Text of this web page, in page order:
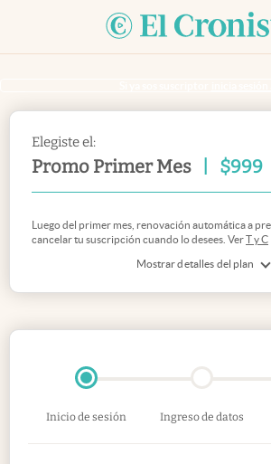
Elegiste el:
Promo Primer Mes $999
Mostrar detalles del plan
Luego del primer mes, renovación automática a
cancelar tu suscripción cuando lo desees. VerT y C
Inicio de sesión Ingreso de datos